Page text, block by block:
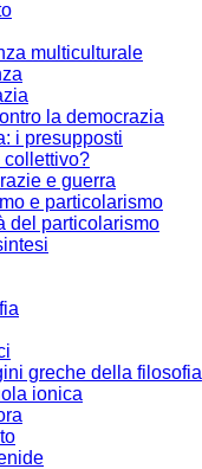
multiculturale
la democrazia
i presupposti
collettivo?
e guerra
e particolarismo
del particolarismo
greche della filosofia
ionica